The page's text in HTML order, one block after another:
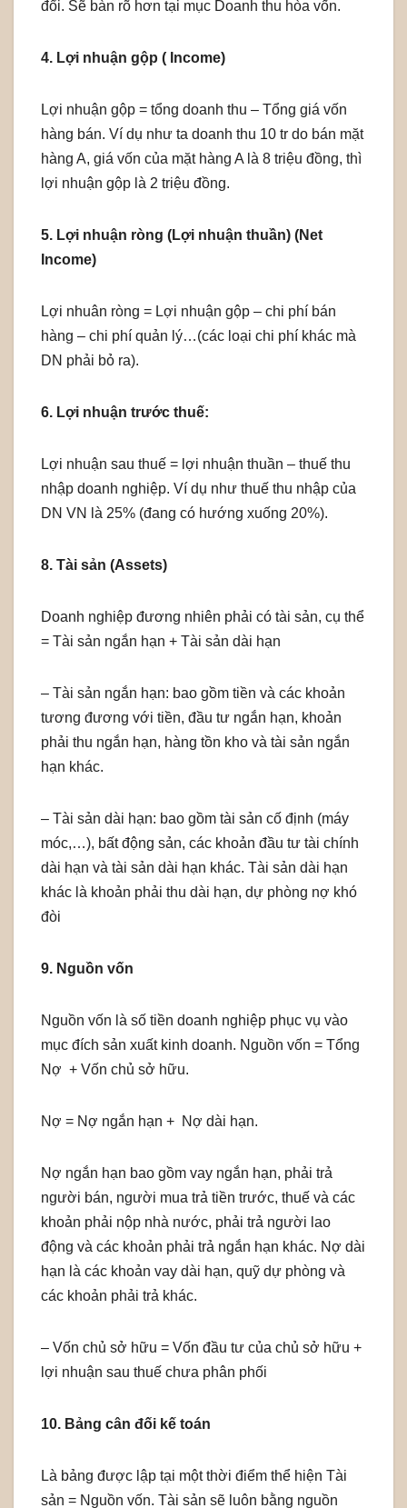
đổi. Sẽ bàn rõ hơn tại mục Doanh thu hòa vốn.
4. Lợi nhuận gộp ( Income)
Lợi nhuận gộp = tổng doanh thu – Tổng giá vốn
hàng bán. Ví dụ như ta doanh thu 10 tr do bán mặt
hàng A, giá vốn của mặt hàng A là 8 triệu đồng, thì
lợi nhuận gộp là 2 triệu đồng.
5. Lợi nhuận ròng (Lợi nhuận thuần) (Net
Income)
Lợi nhuân ròng = Lợi nhuận gộp – chi phí bán
hàng – chi phí quản lý…(các loại chi phí khác mà
DN phải bỏ ra).
6. Lợi nhuận trước thuế:
Lợi nhuận sau thuế = lợi nhuận thuần – thuế thu
nhập doanh nghiệp. Ví dụ như thuế thu nhập của
DN VN là 25% (đang có hướng xuống 20%).
8. Tài sản (Assets)
Doanh nghiệp đương nhiên phải có tài sản, cụ thể
= Tài sản ngắn hạn + Tài sản dài hạn
– Tài sản ngắn hạn: bao gồm tiền và các khoản
tương đương với tiền, đầu tư ngắn hạn, khoản
phải thu ngắn hạn, hàng tồn kho và tài sản ngắn
hạn khác.
– Tài sản dài hạn: bao gồm tài sản cố định (máy
móc,…), bất động sản, các khoản đầu tư tài chính
dài hạn và tài sản dài hạn khác. Tài sản dài hạn
khác là khoản phải thu dài hạn, dự phòng nợ khó
đòi
9. Nguồn vốn
Nguồn vốn là số tiền doanh nghiệp phục vụ vào
mục đích sản xuất kinh doanh. Nguồn vốn = Tổng
Nợ + Vốn chủ sở hữu.
Nợ = Nợ ngắn hạn + Nợ dài hạn.
Nợ ngắn hạn bao gồm vay ngắn hạn, phải trả
người bán, người mua trả tiền trước, thuế và các
khoản phải nộp nhà nước, phải trả người lao
động và các khoản phải trả ngắn hạn khác. Nợ dài
hạn là các khoản vay dài hạn, quỹ dự phòng và
các khoản phải trả khác.
– Vốn chủ sở hữu = Vốn đầu tư của chủ sở hữu +
lợi nhuận sau thuế chưa phân phối
10. Bảng cân đối kế toán
Là bảng được lập tại một thời điểm thể hiện Tài
sản = Nguồn vốn. Tài sản sẽ luôn bằng nguồn